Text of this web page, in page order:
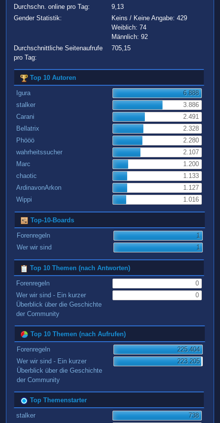
Durchschn. online pro Tag:
9,13
Gender Statistik:
Keins / Keine Angabe: 429
Weiblich: 74
Männlich: 92
Durchschnittliche Seitenaufrufe
pro Tag:
705,15
Top 10 Autoren
Igura
6.888
stalker
3.886
Carani
2.491
Bellatrix
2.328
Phööö
2.280
wahrheitssucher
2.107
Marc
1.200
chaotic
1.133
ArdinavonArkon
1.127
Wippi
1.016
Top-10-Boards
Forenregeln
1
Wer wir sind
1
Top 10 Themen (nach Antworten)
Forenregeln
0
Wer wir sind - Ein kurzer
Überblick über die Geschichte
der Community
0
Top 10 Themen (nach Aufrufen)
Forenregeln
225.404
Wer wir sind - Ein kurzer
Überblick über die Geschichte
der Community
223.205
Top Themenstarter
stalker
738